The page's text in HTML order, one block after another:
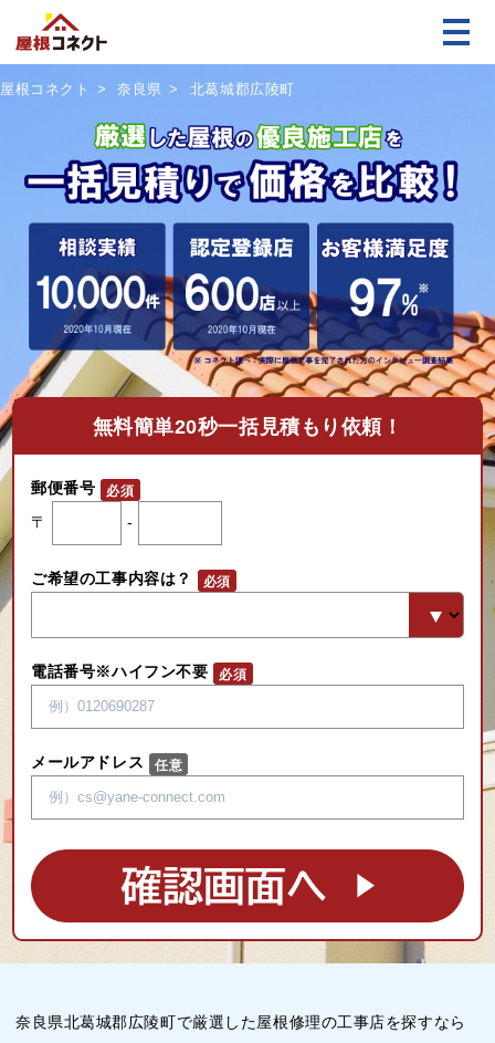
屋根コネクト 奈良県 北葛城郡広陵町
無料簡単20秒一括見積もり依頼！
郵便番号
〒
-
ご希望の工事内容は？
電話番号※ハイフン不要
メールアドレス
奈良県北葛城郡広陵町で厳選した屋根修理の工事店を探すなら